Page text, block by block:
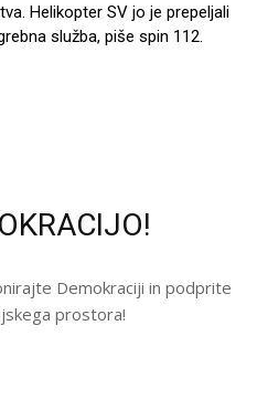
Helikopter SV jo je prepeljali
služba, piše spin 112.
Demokraciji in podprite
prostora!